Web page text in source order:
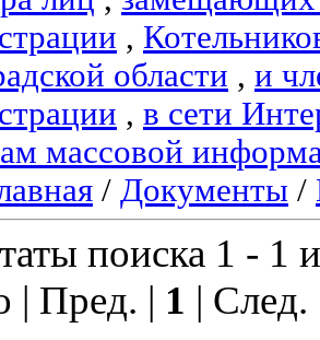
,
области , и
, в сети
массовой
/ Документы /
поиска 1 - 1
| Пред. | 1 |